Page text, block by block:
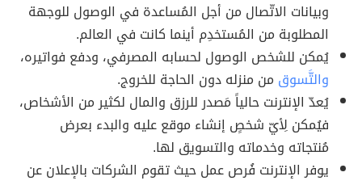
وبيانات الاتّصال من أجل المُساعدة في الوصول للوجهة
المطلوبة من المُستخدِم أينما كانت في العالم.
يُمكن للشخص الوصول لحسابه المصرفي، ودفع فواتيره،
والتَّسوق من منزله دون الحاجة للخروج.
يُعدّ الإنترنت حالياً مَصدر للرزق والمال لكثير من الأشخاص،
فيُمكن لِأيّ شخصٍ إنشاء موقع عليه والبدء بعرض
مُنتجاته وخدماته والتسويق لها.
يوفر الإنترنت فُرص عمل حيث تقوم الشركات بالإعلان عن